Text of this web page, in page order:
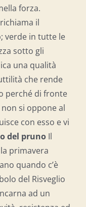
forza.
il
verde in tutte le
sotto gli
una qualità
che rende
perché di fronte
si oppone al
con esso e vi
del pruno Il
primavera
quando c’è
del Risveglio
ad un